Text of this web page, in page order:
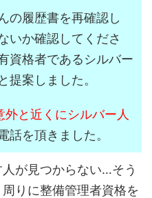
の履歴書を再確認し
いか確認してくださ
資格者であるシルバー
提案しました。
外と近くにシルバー人
話を頂きました。
が見つからない…そう
りに整備管理者資格を